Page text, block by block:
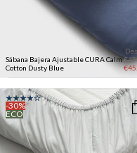
Sábana Bajera Ajustable CURA Calm
Cotton Dusty Blue
-30%
ECO